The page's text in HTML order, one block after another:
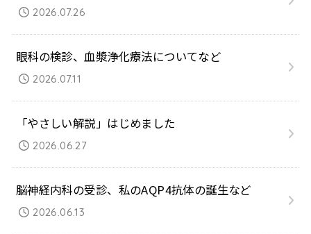
2026.07.26
眼科の検診、血漿浄化療法についてなど
2026.07.11
「やさしい解説」はじめました
2026.06.27
脳神経内科の受診、私のAQP4抗体の誕生など
2026.06.13